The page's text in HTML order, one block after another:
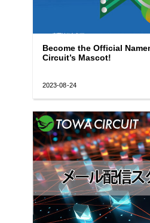
Become the Official
Circuit’s Mascot!
2023-08-24